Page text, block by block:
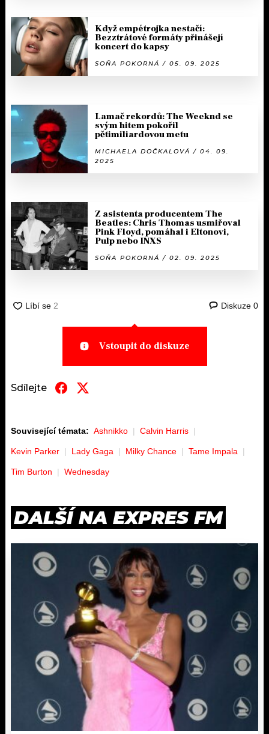
Když empétrojka nestačí:
Bezztrátové formáty přinášejí
koncert do kapsy
SOŇA POKORNÁ / 05. 09. 2025
Lamač rekordů: The Weeknd se
svým hitem pokořil
pětimiliardovou metu
MICHAELA DOČKALOVÁ / 04. 09.
2025
Z asistenta producentem The
Beatles: Chris Thomas usmiřoval
Pink Floyd, pomáhal i Eltonovi,
Pulp nebo INXS
SOŇA POKORNÁ / 02. 09. 2025
Diskuze 0
Vstoupit do diskuze
Sdílejte
Související témata: Ashnikko Calvin Harris
Kevin Parker Lady Gaga Milky Chance Tame Impala
Tim Burton Wednesday
DALŠÍ NA EXPRES FM